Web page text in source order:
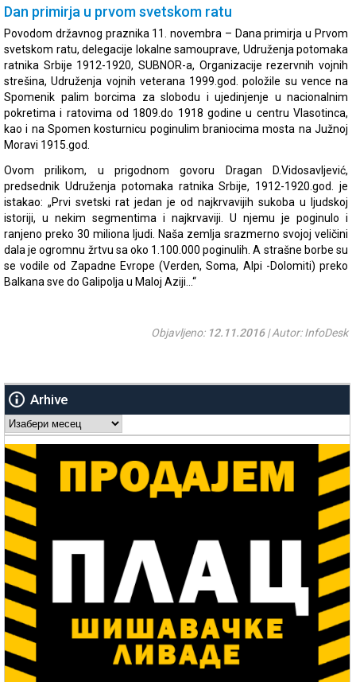
Dan primirja u prvom svetskom ratu
Povodom državnog praznika 11. novembra – Dana primirja u Prvom
svetskom ratu, delegacije lokalne samouprave, Udruženja potomaka
ratnika Srbije 1912-1920, SUBNOR-a, Organizacije rezervnih vojnih
strešina, Udruženja vojnih veterana 1999.god. položile su vence na
Spomenik palim borcima za slobodu i ujedinjenje u nacionalnim
pokretima i ratovima od 1809.do 1918 godine u centru Vlasotinca,
kao i na Spomen kosturnicu poginulim braniocima mosta na Južnoj
Moravi 1915.god.
Ovom prilikom, u prigodnom govoru Dragan D.Vidosavljević,
predsednik Udruženja potomaka ratnika Srbije, 1912-1920.god. je
istakao: „Prvi svetski rat jedan je od najkrvavijih sukoba u ljudskoj
istoriji, u nekim segmentima i najkrvaviji. U njemu je poginulo i
ranjeno preko 30 miliona ljudi. Naša zemlja srazmerno svojoj veličini
dala je ogromnu žrtvu sa oko 1.100.000 poginulih. A strašne borbe su
se vodile od Zapadne Evrope (Verden, Soma, Alpi -Dolomiti) preko
Balkana sve do Galipolja u Maloj Aziji…“
Objavljeno: 12.11.2016| Autor: InfoDesk
Arhive
Arhive